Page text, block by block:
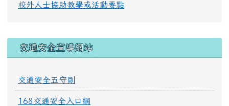
校外人士協助教學或活動要點
交通安全宣導網站
交通安全五守則
168交通安全入口網